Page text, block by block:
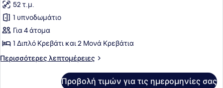
φωτογραφιών
για
Family
Bungalow
View
52 τ.μ.
1 υπνοδωμάτιο
Για 4 άτομα
1 Διπλό Κρεβάτι και 2 Μονά Κρεβάτια
Περισσότερες λεπτομέρειες
Περισσότερες
Προβολή τιμών για τις ημερομηνίες σας